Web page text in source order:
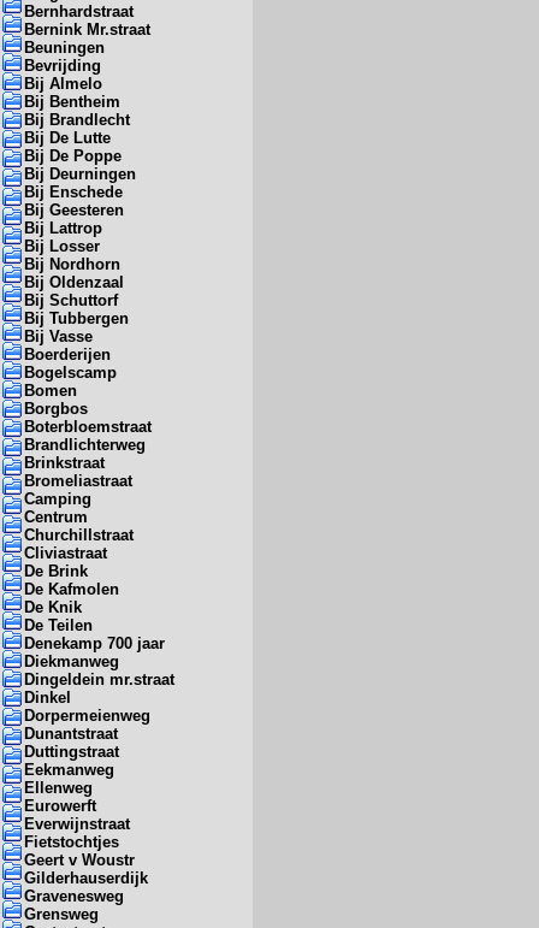
Bernhardstraat
Bernink Mr.straat
Beuningen
Bevrijding
Bij Almelo
Bij Bentheim
Bij Brandlecht
Bij De Lutte
Bij De Poppe
Bij Deurningen
Bij Enschede
Bij Geesteren
Bij Lattrop
Bij Losser
Bij Nordhorn
Bij Oldenzaal
Bij Schuttorf
Bij Tubbergen
Bij Vasse
Boerderijen
Bogelscamp
Bomen
Borgbos
Boterbloemstraat
Brandlichterweg
Brinkstraat
Bromeliastraat
Camping
Centrum
Churchillstraat
Cliviastraat
De Brink
De Kafmolen
De Knik
De Teilen
Denekamp 700 jaar
Diekmanweg
Dingeldein mr.straat
Dinkel
Dorpermeienweg
Dunantstraat
Duttingstraat
Eekmanweg
Ellenweg
Eurowerft
Everwijnstraat
Fietstochtjes
Geert v Woustr
Gilderhauserdijk
Gravenesweg
Grensweg